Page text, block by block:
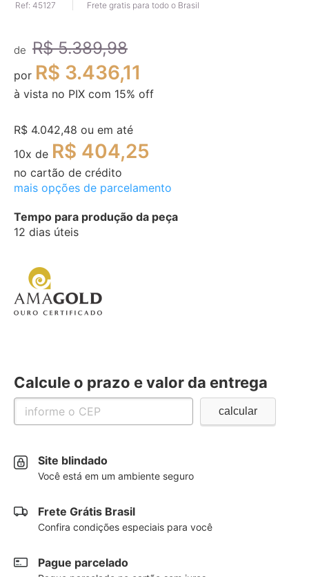
da
imagens
Ref: 45127 Frete gratis para todo o Brasil
de R$ 5.389,98
por R$ 3.436,11
à vista no PIX com 15% off
R$ 4.042,48 ou em até
10x de R$ 404,25
no cartão de crédito
mais opções de parcelamento
Tempo para produção da peça
12 dias úteis
Calcule o prazo e valor da entrega
Site blindado
Você está em um ambiente seguro
Frete Grátis Brasil
Confira condições especiais para você
Pague parcelado